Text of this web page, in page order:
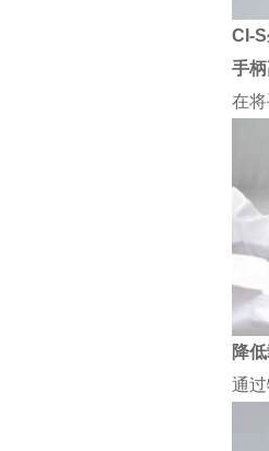
CI-
手
在
降
通